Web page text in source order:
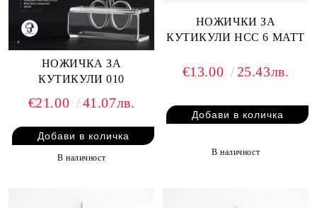
НОЖИЧКА ЗА
КУТИКУЛИ 010
€21.00 41.07лв.
В наличност
НОЖИЧКИ ЗА
КУТИКУЛИ HCC 6 MATT
€13.00 25.43лв.
В наличност